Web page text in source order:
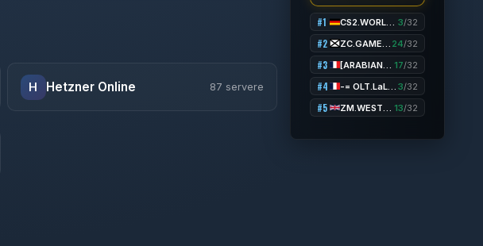
H Hetzner Online 87 servere
#1 3/32
#2 24/32
#3 17/32
#4 3/32
#5 13/32